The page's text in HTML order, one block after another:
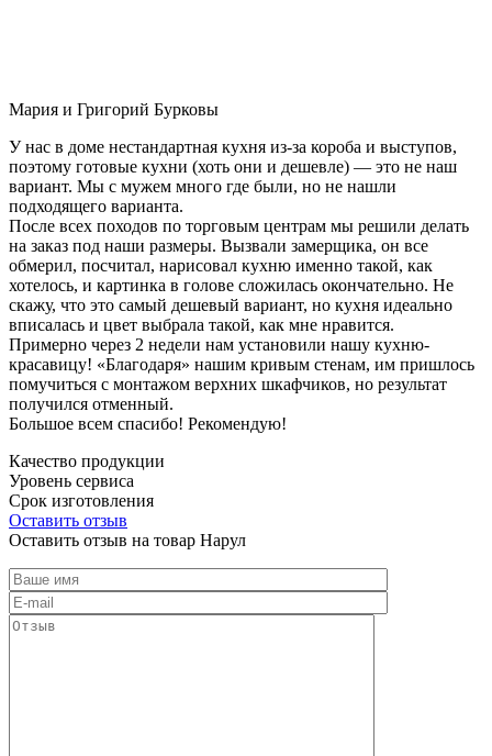
Мария и Григорий Бурковы
У нас в доме нестандартная кухня из-за короба и выступов,
поэтому готовые кухни (хоть они и дешевле) — это не наш
вариант. Мы с мужем много где были, но не нашли
подходящего варианта.
После всех походов по торговым центрам мы решили делать
на заказ под наши размеры. Вызвали замерщика, он все
обмерил, посчитал, нарисовал кухню именно такой, как
хотелось, и картинка в голове сложилась окончательно. Не
скажу, что это самый дешевый вариант, но кухня идеально
вписалась и цвет выбрала такой, как мне нравится.
Примерно через 2 недели нам установили нашу кухню-
красавицу! «Благодаря» нашим кривым стенам, им пришлось
помучиться с монтажом верхних шкафчиков, но результат
получился отменный.
Большое всем спасибо! Рекомендую!
Качество продукции
Уровень сервиса
Срок изготовления
Оставить отзыв
Оставить отзыв на товар Нарул